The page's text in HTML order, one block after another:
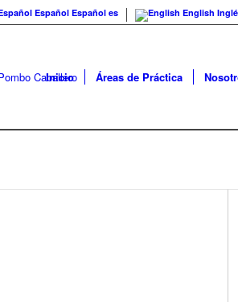
Español Español es English
Inicio Áreas de Práctica